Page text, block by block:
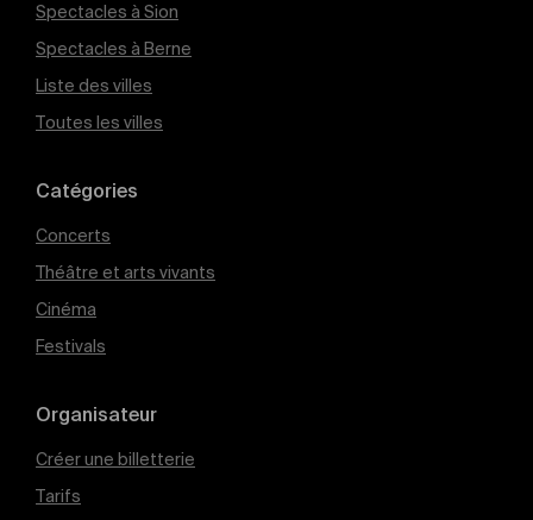
Spectacles à Sion
Spectacles à Berne
Liste des villes
Toutes les villes
Catégories
Concerts
Théâtre et arts vivants
Cinéma
Festivals
Organisateur
Créer une billetterie
Tarifs